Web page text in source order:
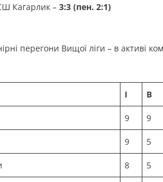
Кагарлик – 3:3 (пен. 2:1)
перегони Вищої ліги – в активі
І В
9 9
9 5
8 5